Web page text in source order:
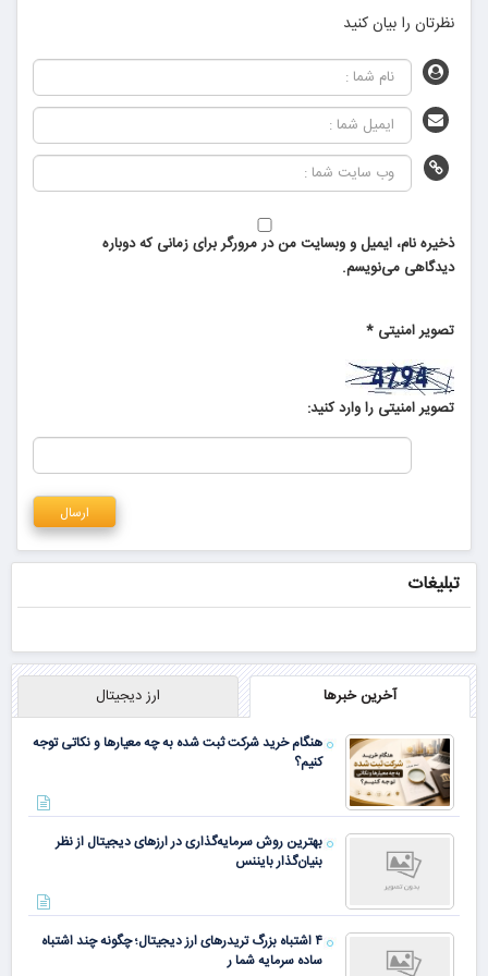
نظرتان را بیان کنید
تصویر امنیتی
تصویر امنیتی را وارد کنید:
تبلیغات
آخرین خبرها ارز دیجیتال